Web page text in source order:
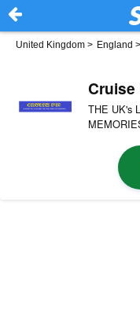
United Kingdom > England >
Cruise
THE UK's